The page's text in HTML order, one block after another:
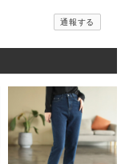
通報する